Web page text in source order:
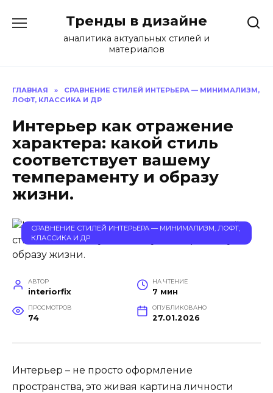
содержанию
Тренды в дизайне
аналитика актуальных стилей и
материалов
ГЛАВНАЯ »
СРАВНЕНИЕ СТИЛЕЙ ИНТЕРЬЕРА — МИНИМАЛИЗМ,
ЛОФТ, КЛАССИКА И ДР
Интерьер как отражение
характера: какой стиль
соответствует вашему
темпераменту и образу
жизни.
СРАВНЕНИЕ СТИЛЕЙ ИНТЕРЬЕРА — МИНИМАЛИЗМ, ЛОФТ,
КЛАССИКА И ДР
АВТОР
interiorfix
НА ЧТЕНИЕ
7 мин
ПРОСМОТРОВ
74
ОПУБЛИКОВАНО
27.01.2026
Интерьер – не просто оформление
пространства, это живая картина личности